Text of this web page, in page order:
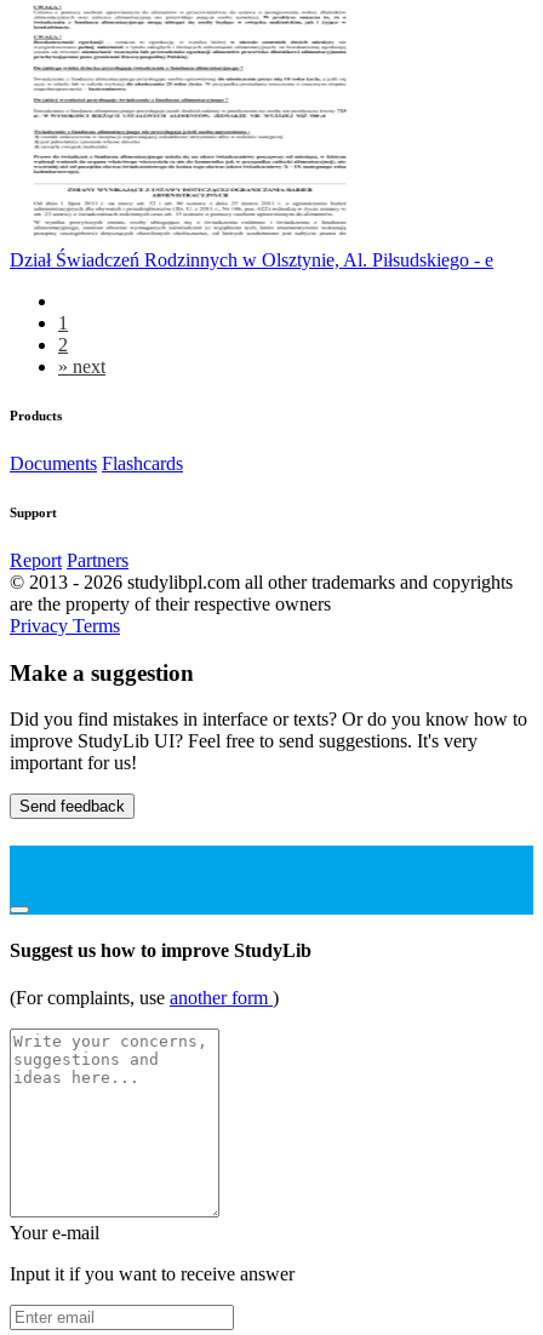
Dział Świadczeń Rodzinnych w Olsztynie, Al. Piłsudskiego - e
1
2
» next
Products
Documents Flashcards
Support
Report Partners
© 2013 - 2026 studylibpl.com all other trademarks and copyrights
are the property of their respective owners
Privacy Terms
Make a suggestion
Did you find mistakes in interface or texts? Or do you know how to
improve StudyLib UI? Feel free to send suggestions. It's very
important for us!
Send feedback
Suggest us how to improve StudyLib
(For complaints, use another form )
Your e-mail
Input it if you want to receive answer